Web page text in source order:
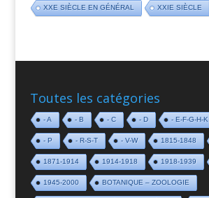
XXE SIÈCLE EN GÉNÉRAL XXIE SIÈCLE
Toutes les catégories
- A - B - C - D - E-F-G-H-K
- P - R-S-T - V-W 1815-1848
1871-1914 1914-1918 1918-1939
1945-2000 BOTANIQUE – ZOOLOGIE